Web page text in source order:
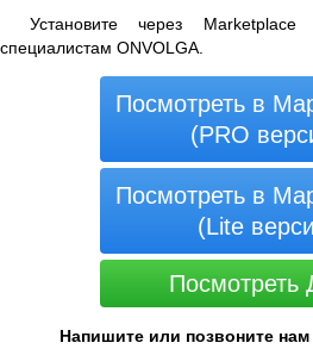
Установите через Marketplace
специалистам ONVOLGA.
Посмотреть в
(PRO
Посмотреть в
(Lite
Посмотреть
Напишите или позвоните